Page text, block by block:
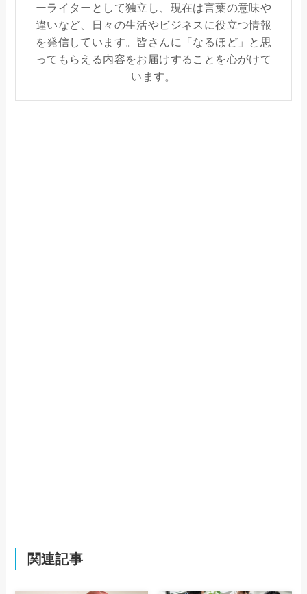
ーライターとして独立し、現在は言葉の意味や
違いなど、日々の生活やビジネスに役立つ情報
を発信しています。皆さんに「なるほど」と思
ってもらえる内容をお届けすることを心がけて
います。
関連記事